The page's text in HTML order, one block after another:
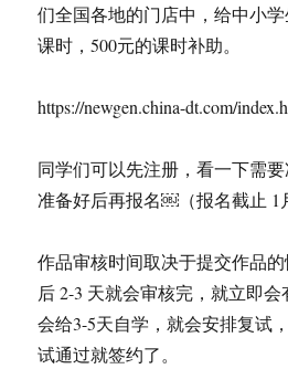
们全国各地的门店中，给中小
课时，500元的课时补助。
https://newgen.china-dt.com/
同学们可以先注册，看一下需要
准备好后再报名￼（报名截止 1
作品审核时间取决于提交作品
后 2-3 天就会审核完，就立即
会给3-5天自学，就会安排复试
试通过就签约了。